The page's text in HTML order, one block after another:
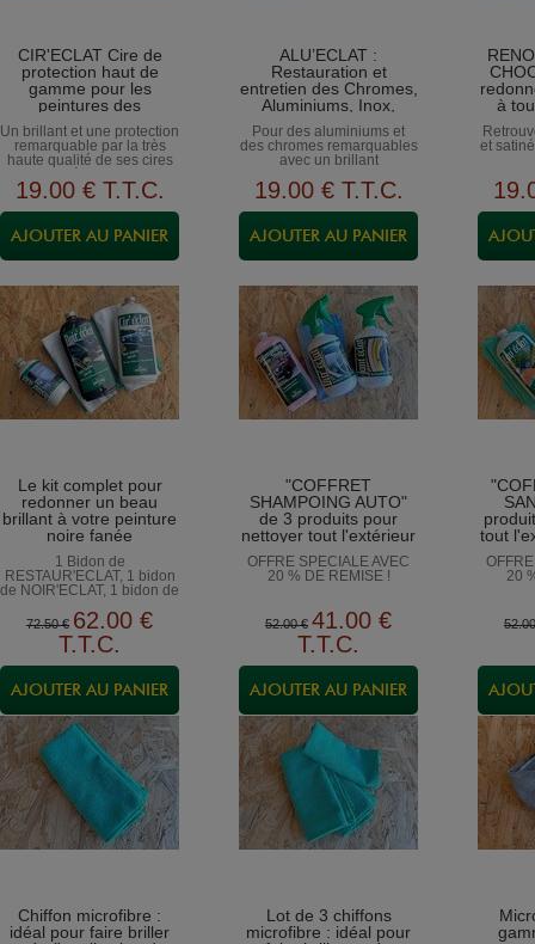
CIR'ECLAT Cire de
protection haut de
gamme pour les
peintures des
carrosseries, les
aluminiums, les
chromes...
Un brillant et une protection
remarquable par la très
haute qualité de ses cires
gamme
19.00 € T.T.C.
ALU’ECLAT :
Restauration et
entretien des Chromes,
Aluminiums, Inox,
Cuivres, Laitons,
Nickels…
Pour des aluminiums et
des chromes remarquables
avec un brillant
19.00 € T.T.C.
à
et
19
Le kit complet pour
redonner un beau
brillant à votre peinture
noire fanée
1 Bidon de
RESTAUR'ECLAT, 1 bidon
de NOIR'ECLAT, 1 bidon de
spécifiques pour l'utilisation
72.50 € 62.00 €
T.T.C.
"COFFRET
SHAMPOING AUTO"
de 3 produits pour
nettoyer tout l'extérieur
de votre véhicule
OFFRE SPECIALE AVEC
20 % DE REMISE !
52.00 € 41.00 €
T.T.C.
tout
20
52.00
Chiffon microfibre :
idéal pour faire briller
Lot de 3 chiffons
microfibre : idéal pour